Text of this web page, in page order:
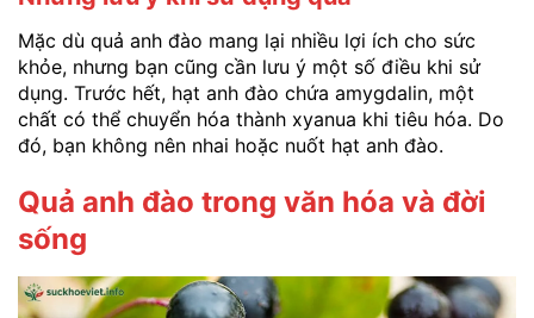
Mặc dù quả anh đào mang lại nhiều lợi ích cho sức
khỏe, nhưng bạn cũng cần lưu ý một số điều khi sử
dụng. Trước hết, hạt anh đào chứa amygdalin, một
chất có thể chuyển hóa thành xyanua khi tiêu hóa. Do
đó, bạn không nên nhai hoặc nuốt hạt anh đào.
Quả anh đào trong văn hóa và đời
sống